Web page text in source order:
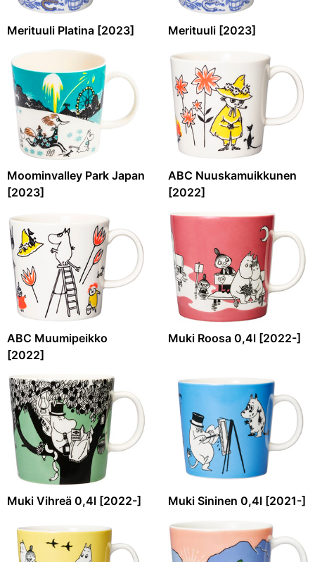
Merituuli Platina [2023] Merituuli [2023]
Moominvalley Park Japan
[2023]
ABC Nuuskamuikkunen
[2022]
ABC Muumipeikko
[2022]
Muki Roosa 0,4l [2022-]
Muki Vihreä 0,4l [2022-] Muki Sininen 0,4l [2021-]